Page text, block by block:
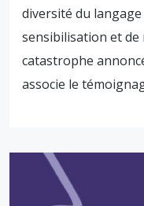
diversité du
sensibilisation et
catastrophe
associe le